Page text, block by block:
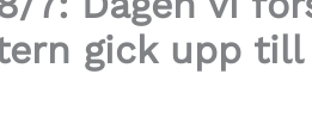
gick upp till